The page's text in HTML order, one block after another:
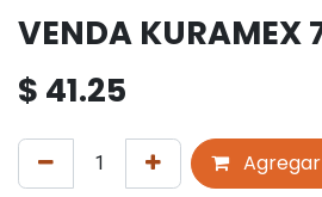
VENDA KURAMEX
$ 41.25